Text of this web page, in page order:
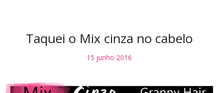
Taquei o Mix cinza no cabelo
15 junho 2016